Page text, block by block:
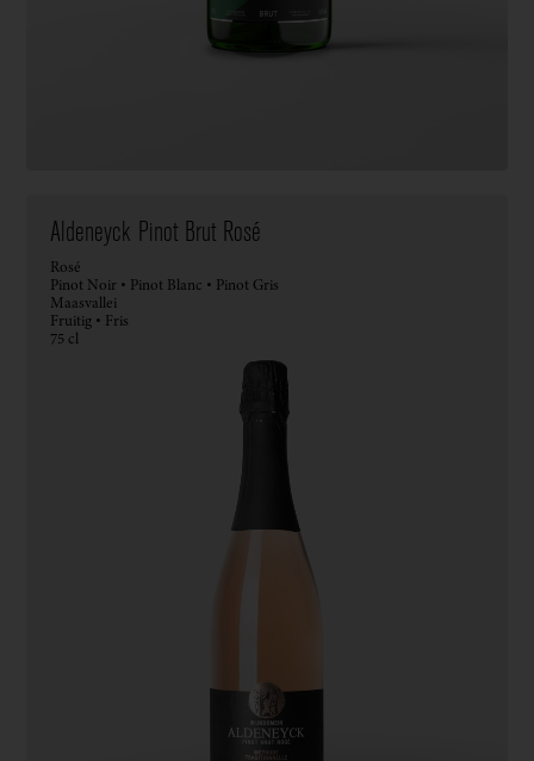
Aldeneyck Pinot Brut Rosé
Rosé
Pinot Noir • Pinot Blanc • Pinot Gris
Maasvallei
Fruitig • Fris
75 cl